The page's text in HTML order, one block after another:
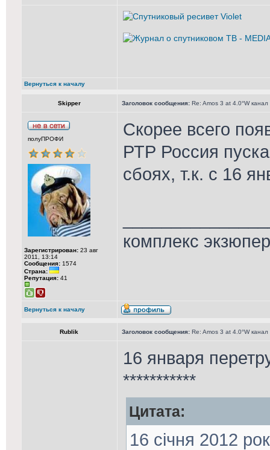
Вернуться к началу
Skipper Заголовок сообщения: Re: Amos 3 at 4.0°W канал
полуПРОФИ
Зарегистрирован: 23 авг
2011, 13:14
Сообщения: 1574
Страна:
Репутация: 41
Скорее всего
РТР Россия
сбоях, т.к. с 16
комплекс
Вернуться к началу
Rublik Заголовок сообщения: Re: Amos 3 at 4.0°W канал
16 января
***********
Цитата:
16 січня 2012